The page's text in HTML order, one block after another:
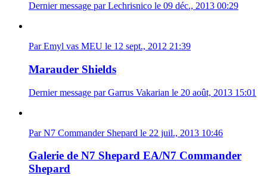
Dernier message par Lechrisnico le 09 déc., 2013 00:29
Par Emyl vas MEU le 12 sept., 2012 21:39
Marauder Shields
Dernier message par Garrus Vakarian le 20 août, 2013 15:01
Par N7 Commander Shepard le 22 juil., 2013 10:46
Galerie de N7 Shepard EA/N7 Commander
Shepard